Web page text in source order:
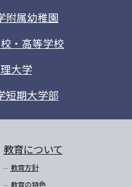
附属幼稚園
・高等学校
大学
短期大学部
教育について
教育方針
教育の特色